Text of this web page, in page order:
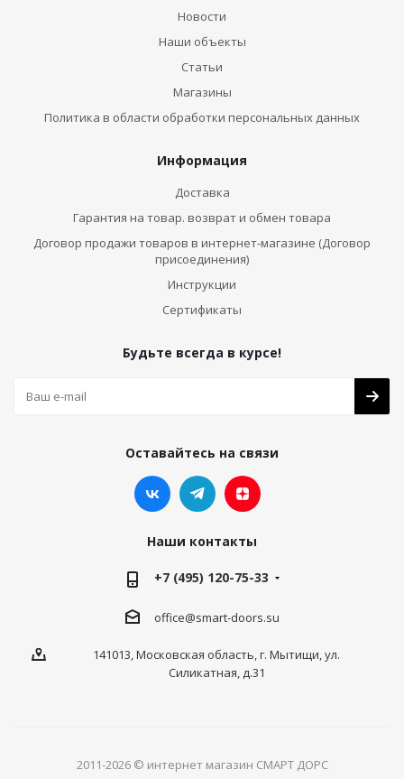
Новости
Наши объекты
Статьи
Магазины
Политика в области обработки персональных данных
Информация
Доставка
Гарантия на товар. возврат и обмен товара
Договор продажи товаров в интернет-магазине (Договор
присоединения)
Инструкции
Сертификаты
Будьте всегда в курсе!
Оставайтесь на связи
Наши контакты
+7 (495) 120-75-33
office@smart-doors.su
141013, Московская область, г. Мытищи, ул.
Силикатная, д.31
2011-2026 © интернет магазин СМАРТ ДОРС